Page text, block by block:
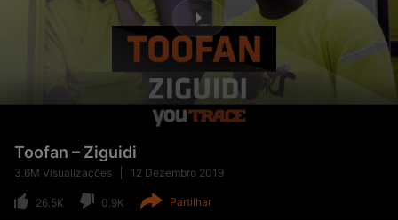
Toofan – Ziguidi
3.6M Visualizações 12 Dezembro 2019
26.5K 0.9K Partilhar